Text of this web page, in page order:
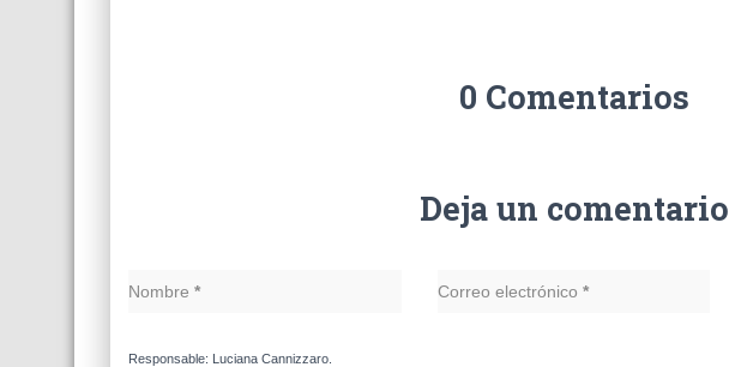
0 Comentarios
Deja un comentario
Nombre * Correo electrónico *
Responsable: Luciana Cannizzaro.